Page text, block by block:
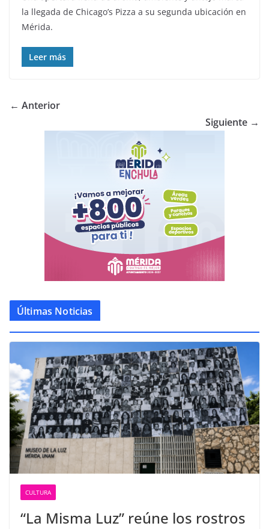
la llegada de Chicago’s Pizza a su segunda ubicación en
Mérida.
Leer más
← Anterior
Siguiente →
Últimas Noticias
CULTURA
“La Misma Luz” reúne los rostros